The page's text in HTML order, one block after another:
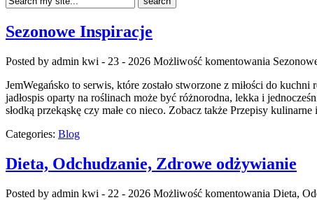
Sezonowe Inspiracje
Posted by admin kwi - 23 - 2026 Możliwość komentowania
JemWegańsko to serwis, które zostało stworzone z miłości do
jadłospis oparty na roślinach może być różnorodna, lekka i
słodką przekąskę czy małe co nieco. Zobacz także Przepisy
Categories: Blog
Dieta, Odchudzanie, Zdrowe odżywianie
Posted by admin kwi - 22 - 2026 Możliwość komentowania Dieta,